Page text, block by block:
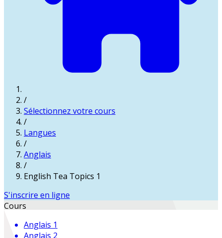
/
Sélectionnez votre cours
/
Langues
/
Anglais
/
English Tea Topics 1
S'inscrire en ligne
Cours
Anglais 1
Anglais 2